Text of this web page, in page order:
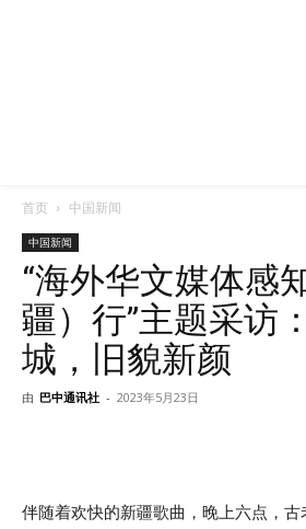
首页 中国新闻
中国新闻
“海外华文媒体感
疆）行”主题采访
城，旧貌新颜
由 巴中通讯社 - 2023年5月23日
伴随着欢快的新疆歌曲，晚上六点，